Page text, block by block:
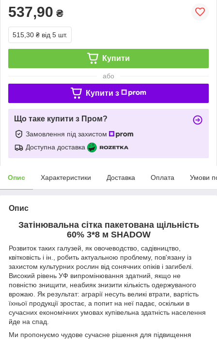
537,90 ₴
515,30 ₴ від 5 шт.
Купити
або
Купити з
Що таке купити з Пром?
Замовлення під захистом
Доступна доставка
Опис Характеристики Доставка Оплата Умови
Опис
Затінювальна сітка пакетована щільність
60% 3*8 м SHADOW
Розвиток таких галузей, як овочеводство, садівництво,
квітковість і ін., робить актуальною проблему, пов'язану із
захистом культурних рослин від сонячних опіків і загибелі.
Високий рівень УФ випромінювання здатний, якщо не
повністю знищити, неабияк знизити кількість одержуваного
врожаю. Як результат: аграрії несуть великі втрати, вартість
їхньої продукції зростає, а попит на неї падає, оскільки в
сучасних економічних умовах купівельна здатність населення
йде на спад.
Ми пропонуємо чудове сучасне рішення для підвищення